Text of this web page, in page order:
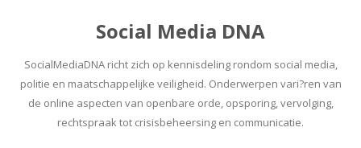
Social Media DNA
SocialMediaDNA richt zich op kennisdeling rondom social media,
politie en maatschappelijke veiligheid. Onderwerpen vari?ren van
de online aspecten van openbare orde, opsporing, vervolging,
rechtspraak tot crisisbeheersing en communicatie.